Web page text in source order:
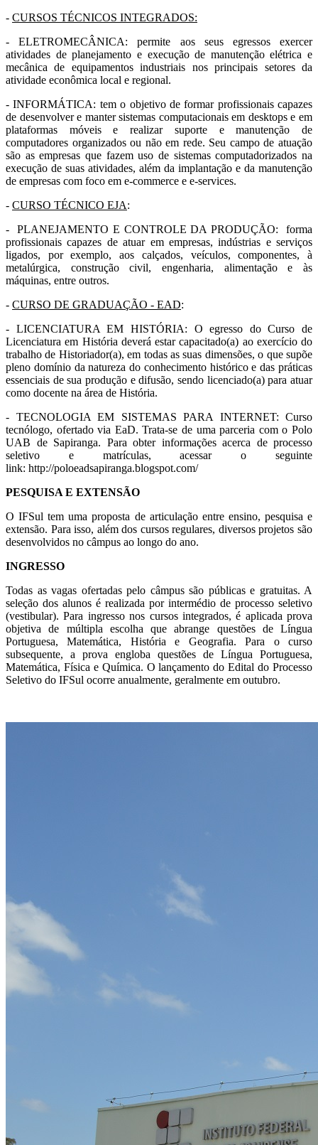
- CURSOS TÉCNICOS INTEGRADOS:
- ELETROMECÂNICA: permite aos seus egressos exercer
atividades de planejamento e execução de manutenção elétrica e
mecânica de equipamentos industriais nos principais setores da
atividade econômica local e regional.
- INFORMÁTICA: tem o objetivo de formar profissionais capazes
de desenvolver e manter sistemas computacionais em desktops e em
plataformas móveis e realizar suporte e manutenção de
computadores organizados ou não em rede. Seu campo de atuação
são as empresas que fazem uso de sistemas computadorizados na
execução de suas atividades, além da implantação e da manutenção
de empresas com foco em e-commerce e e-services.
- CURSO TÉCNICO EJA:
- PLANEJAMENTO E CONTROLE DA PRODUÇÃO: forma
profissionais capazes de atuar em empresas, indústrias e serviços
ligados, por exemplo, aos calçados, veículos, componentes, à
metalúrgica, construção civil, engenharia, alimentação e às
máquinas, entre outros.
- CURSO DE GRADUAÇÃO - EAD:
- LICENCIATURA EM HISTÓRIA: O egresso do Curso de
Licenciatura em História deverá estar capacitado(a) ao exercício do
trabalho de Historiador(a), em todas as suas dimensões, o que supõe
pleno domínio da natureza do conhecimento histórico e das práticas
essenciais de sua produção e difusão, sendo licenciado(a) para atuar
como docente na área de História.
- TECNOLOGIA EM SISTEMAS PARA INTERNET: Curso
tecnólogo, ofertado via EaD. Trata-se de uma parceria com o Polo
UAB de Sapiranga. Para obter informações acerca de processo
seletivo e matrículas, acessar o seguinte
link: http://poloeadsapiranga.blogspot.com/
PESQUISA E EXTENSÃO
O IFSul tem uma proposta de articulação entre ensino, pesquisa e
extensão. Para isso, além dos cursos regulares, diversos projetos são
desenvolvidos no câmpus ao longo do ano.
INGRESSO
Todas as vagas ofertadas pelo câmpus são públicas e gratuitas. A
seleção dos alunos é realizada por intermédio de processo seletivo
(vestibular). Para ingresso nos cursos integrados, é aplicada prova
objetiva de múltipla escolha que abrange questões de Língua
Portuguesa, Matemática, História e Geografia. Para o curso
subsequente, a prova engloba questões de Língua Portuguesa,
Matemática, Física e Química. O lançamento do Edital do Processo
Seletivo do IFSul ocorre anualmente, geralmente em outubro.